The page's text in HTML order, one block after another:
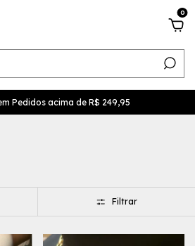
0
Pedidos acima de R$ 249,95
Filtrar